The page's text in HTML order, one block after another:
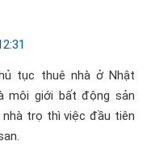
tục thuê nhà ở Nhật
môi giới bất động sản
trọ thì việc đầu tiên